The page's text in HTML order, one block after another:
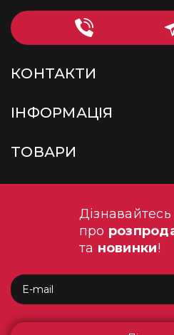
КОНТАКТИ
ІНФОРМАЦІЯ
ТОВАРИ
про
та новинки!